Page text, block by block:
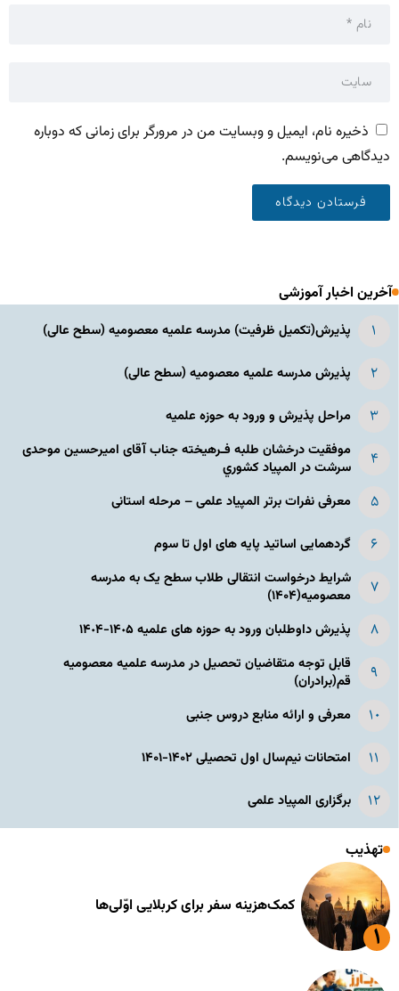
ذخیره نام، ایمیل و وبسایت من در مرورگر برای زمانی که دوباره
دیدگاهی می‌نویسم.
آخرین اخبار آموزشی
پذیرش(تکمیل ظرفیت) مدرسه علمیه معصومیه‌ (سطح عالی)
پذیرش مدرسه علمیه معصومیه‌ (سطح عالی)
مراحل پذیرش و ورود به حوزه علمیه
موفقیت درخشان طلبه فـرهیخته جناب آقای امیرحسین موحدی
سرشت در المپياد كشوري
معرفی نفرات برتر المپیاد علمی – مرحله استانی
گردهمایی اساتید پایه های اول تا سوم
شرایط درخواست انتقالی طلاب سطح یک به مدرسه
معصومیه(۱۴۰۴)
پذیرش داوطلبان ورود به حوزه های علمیه ١۴٠۵-١۴٠۴
قابل توجه متقاضیان تحصیل در مدرسه علمیه معصومیه
قم(برادران)
معرفی و ارائه منابع دروس جنبی
امتحانات نیم‌سال اول تحصیلی ۱۴۰۲-۱۴۰۱
برگزاری المپیاد علمی
تهذیب
کمک‌هزینه سفر برای کربلایی اوّلی‌ها